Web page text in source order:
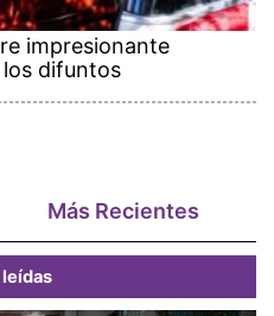
impresionante
difuntos
Más Recientes
leídas